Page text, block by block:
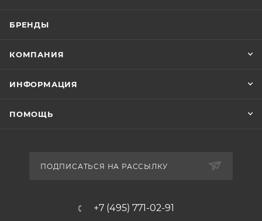
БРЕНДЫ
КОМПАНИЯ
ИНФОРМАЦИЯ
ПОМОЩЬ
ПОДПИСАТЬСЯ НА РАССЫЛКУ
+7 (495) 771-02-91